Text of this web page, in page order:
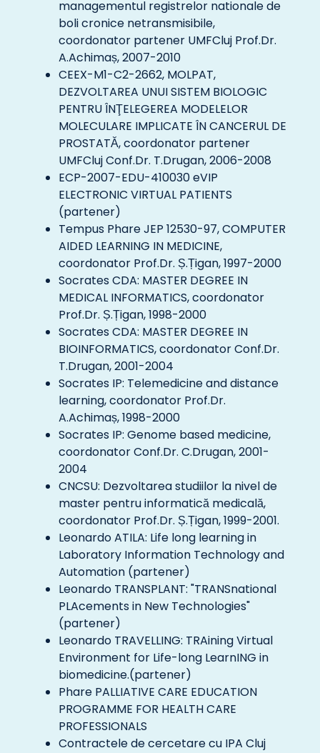
managementul registrelor nationale de
boli cronice netransmisibile,
coordonator partener UMFCluj Prof.Dr.
A.Achimaș, 2007-2010
CEEX-M1-C2-2662, MOLPAT,
DEZVOLTAREA UNUI SISTEM BIOLOGIC
PENTRU ÎNŢELEGEREA MODELELOR
MOLECULARE IMPLICATE ÎN CANCERUL DE
PROSTATĂ, coordonator partener
UMFCluj Conf.Dr. T.Drugan, 2006-2008
ECP-2007-EDU-410030 eVIP
ELECTRONIC VIRTUAL PATIENTS
(partener)
Tempus Phare JEP 12530-97, COMPUTER
AIDED LEARNING IN MEDICINE,
coordonator Prof.Dr. Ș.Țigan, 1997-2000
Socrates CDA: MASTER DEGREE IN
MEDICAL INFORMATICS, coordonator
Prof.Dr. Ș.Țigan, 1998-2000
Socrates CDA: MASTER DEGREE IN
BIOINFORMATICS, coordonator Conf.Dr.
T.Drugan, 2001-2004
Socrates IP: Telemedicine and distance
learning, coordonator Prof.Dr.
A.Achimaș, 1998-2000
Socrates IP: Genome based medicine,
coordonator Conf.Dr. C.Drugan, 2001-
2004
CNCSU: Dezvoltarea studiilor la nivel de
master pentru informatică medicală,
coordonator Prof.Dr. Ș.Țigan, 1999-2001.
Leonardo ATILA: Life long learning in
Laboratory Information Technology and
Automation (partener)
Leonardo TRANSPLANT: "TRANSnational
PLAcements in New Technologies"
(partener)
Leonardo TRAVELLING: TRAining Virtual
Environment for Life-long LearnING in
biomedicine.(partener)
Phare PALLIATIVE CARE EDUCATION
PROGRAMME FOR HEALTH CARE
PROFESSIONALS
Contractele de cercetare cu IPA Cluj